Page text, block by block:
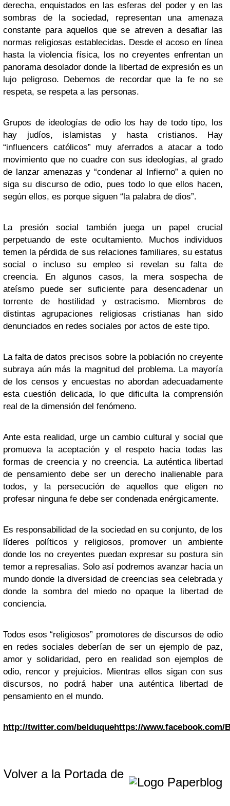
derecha, enquistados en las esferas del poder y en las
sombras de la sociedad, representan una amenaza
constante para aquellos que se atreven a desafiar las
normas religiosas establecidas. Desde el acoso en línea
hasta la violencia física, los no creyentes enfrentan un
panorama desolador donde la libertad de expresión es un
lujo peligroso. Debemos de recordar que la fe no se
respeta, se respeta a las personas.
Grupos de ideologías de odio los hay de todo tipo, los
hay judíos, islamistas y hasta cristianos. Hay
“influencers católicos” muy aferrados a atacar a todo
movimiento que no cuadre con sus ideologías, al grado
de lanzar amenazas y “condenar al Infierno” a quien no
siga su discurso de odio, pues todo lo que ellos hacen,
según ellos, es porque siguen “la palabra de dios”.
La presión social también juega un papel crucial
perpetuando de este ocultamiento. Muchos individuos
temen la pérdida de sus relaciones familiares, su estatus
social o incluso su empleo si revelan su falta de
creencia. En algunos casos, la mera sospecha de
ateísmo puede ser suficiente para desencadenar un
torrente de hostilidad y ostracismo. Miembros de
distintas agrupaciones religiosas cristianas han sido
denunciados en redes sociales por actos de este tipo.
La falta de datos precisos sobre la población no creyente
subraya aún más la magnitud del problema. La mayoría
de los censos y encuestas no abordan adecuadamente
esta cuestión delicada, lo que dificulta la comprensión
real de la dimensión del fenómeno.
Ante esta realidad, urge un cambio cultural y social que
promueva la aceptación y el respeto hacia todas las
formas de creencia y no creencia. La auténtica libertad
de pensamiento debe ser un derecho inalienable para
todos, y la persecución de aquellos que eligen no
profesar ninguna fe debe ser condenada enérgicamente.
Es responsabilidad de la sociedad en su conjunto, de los
líderes políticos y religiosos, promover un ambiente
donde los no creyentes puedan expresar su postura sin
temor a represalias. Solo así podremos avanzar hacia un
mundo donde la diversidad de creencias sea celebrada y
donde la sombra del miedo no opaque la libertad de
conciencia.
Todos esos “religiosos” promotores de discursos de odio
en redes sociales deberían de ser un ejemplo de paz,
amor y solidaridad, pero en realidad son ejemplos de
odio, rencor y prejuicios. Mientras ellos sigan con sus
discursos, no podrá haber una auténtica libertad de
pensamiento en el mundo.
http://twitter.com/belduquehttps://www.facebook.com/
Volver a la Portada de